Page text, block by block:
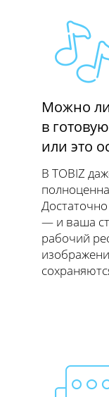
Можно
в
или это
В TOBIZ
— и ваша
рабочий